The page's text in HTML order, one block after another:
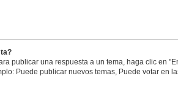
publicar una respuesta a un tema, haga clic en
Puede publicar nuevos temas, Puede votar en